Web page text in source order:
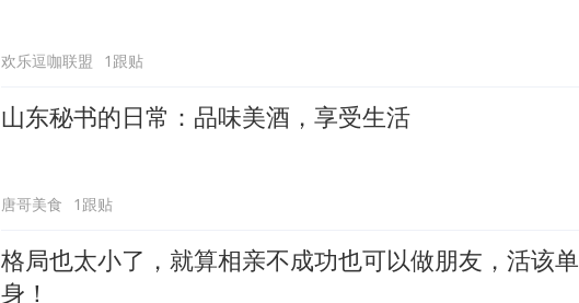
欢乐逗咖联盟 1跟贴
山东秘书的日常：品味美酒，享受生活
唐哥美食 1跟贴
格局也太小了，就算相亲不成功也可以做朋友，活该单
身！